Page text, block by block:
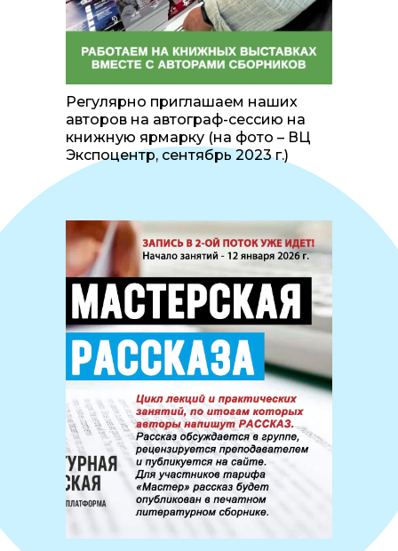
Регулярно приглашаем наших
авторов на автограф-сессию на
книжную ярмарку (на фото – ВЦ
Экспоцентр, сентябрь 2023 г.)